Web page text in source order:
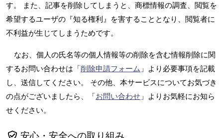
す。 また、記事を削除してしまうと、商標情報の調査、閲覧を
希望するユーザの『知る権利』を害することとなり、閲覧者に
不利益が生じてしまうためです。
なお、個人の氏名等の個人情報等の削除を含む情報削除に関
するお問い合わせは「削除申請フォーム 」より必要事項を記載
し、送信してください。 その他、本サービスについてお気づき
の点がございましたら、「お問い合わせ 」よりお気軽にお知ら
せください。
安心・安全への取り組み